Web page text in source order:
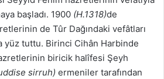
başladı. 1900 (H.1318)de
de Tûr Dağındaki vefâtları
yüz tuttu. Birinci Cihân Harbinde
biricik halîfesi Şeyh
sirruh) ermeniler tarafından